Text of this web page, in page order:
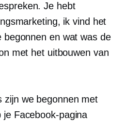
Je hebt
ik vind het
begonnen en wat was de
met het uitbouwen van
zijn we begonnen met
Facebook-pagina